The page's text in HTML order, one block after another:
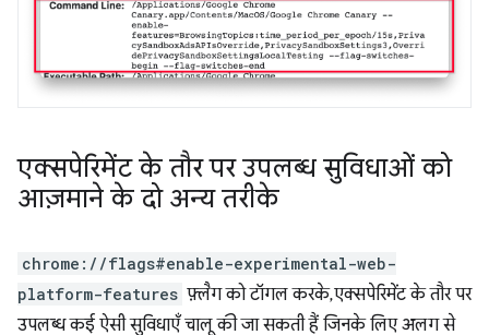
एक्सपेरिमेंट के तौर पर उपलब्ध सुविधाओं को
आज़माने के दो अन्य तरीके
chrome://flags#enable-experimental-web-
platform-features फ़्लैग को टॉगल करके, एक्सपेरिमेंट के तौर पर
उपलब्ध कई ऐसी सुविधाएँ चालू की जा सकती हैं जिनके लिए अलग से